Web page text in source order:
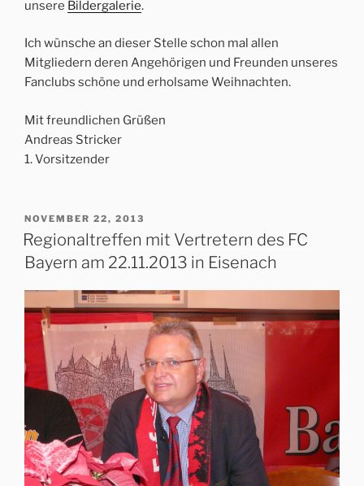
unsere Bildergalerie.
Ich wünsche an dieser Stelle schon mal allen
Mitgliedern deren Angehörigen und Freunden unseres
Fanclubs schöne und erholsame Weihnachten.
Mit freundlichen Grüßen
Andreas Stricker
1. Vorsitzender
VERÖFFENTLICHT
AM
NOVEMBER 22, 2013
Regionaltreffen mit Vertretern des FC
Bayern am 22.11.2013 in Eisenach